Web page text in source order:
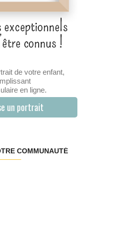
de votre enfant,
en ligne.
un portrait
COMMUNAUTÉ